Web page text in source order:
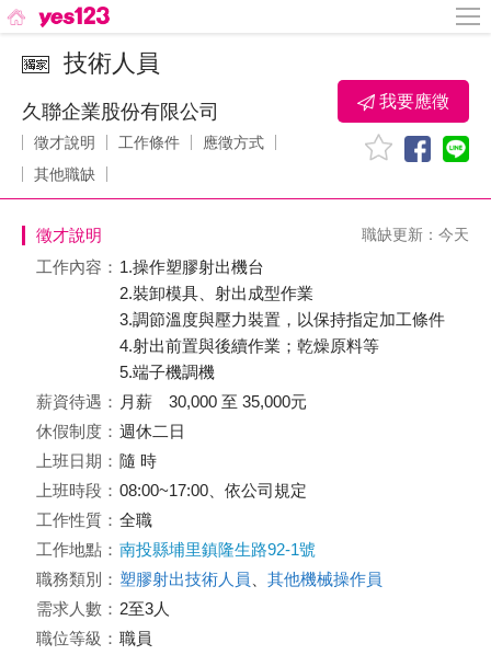
技術人員
久聯企業股份有限公司
徵才說明 工作條件
應徵方式
其他職缺
我要應徵
徵才說明 職缺更新：今天
工作內容： 1.操作塑膠射出機台
2.裝卸模具、射出成型作業
3.調節溫度與壓力裝置，以保持指定加工條件
4.射出前置與後續作業；乾燥原料等
5.端子機調機
薪資待遇： 月薪 30,000 至 35,000元
休假制度： 週休二日
上班日期： 隨 時
上班時段： 08:00~17:00、依公司規定
工作性質： 全職
工作地點： 南投縣埔里鎮隆生路92-1號
職務類別： 塑膠射出技術人員
其他機械操作員
需求人數： 2至3人
職位等級： 職員